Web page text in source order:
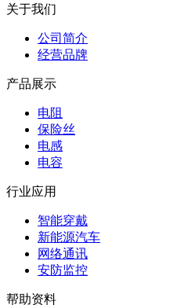
关于我们
公司简介
经营品牌
产品展示
电阻
保险丝
电感
电容
行业应用
智能穿戴
新能源汽车
网络通讯
安防监控
帮助资料